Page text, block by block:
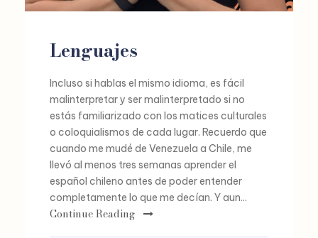
Lenguajes
Incluso si hablas el mismo idioma, es fácil
malinterpretar y ser malinterpretado si no
estás familiarizado con los matices culturales
o coloquialismos de cada lugar. Recuerdo que
cuando me mudé de Venezuela a Chile, me
llevó al menos tres semanas aprender el
español chileno antes de poder entender
completamente lo que me decían. Y aun...
Continue Reading